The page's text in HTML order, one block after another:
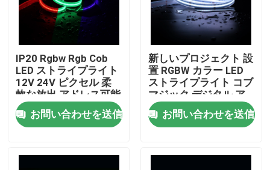
IP20 Rgbw Rgb Cob
LED ストライプライト
12V 24V ピクセル 柔
軟な放出 アドレス可能
な Cob LED ストライプ
お問い合わせを送信
新しいプロジェクト 設
置 RGBW カラー LED
ストライプライト コブ
マジック デジタル ア
ドレス可能な COB LED
ストライプ
お問い合わせを送信